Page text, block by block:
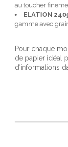
au toucher
ELATION
gamme avec
Pour chaque
de papier idéal
d'informations